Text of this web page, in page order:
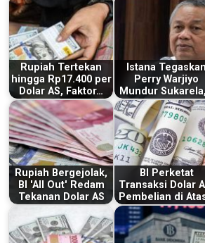
Rupiah Tertekan
hingga Rp17.400 per
Dolar AS, Faktor…
Istana Tegaskan
Perry Warjiyo
Mundur
Rupiah Bergejolak,
BI 'All Out' Redam
Tekanan Dolar AS
BI Perketat
Transaksi Dolar
Pembelian di